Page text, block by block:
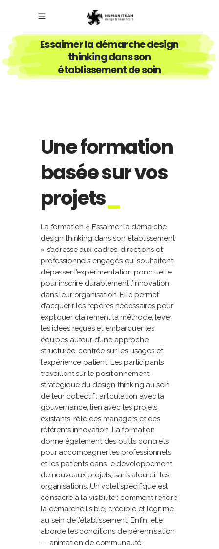
Essaimer la démarche design
thinking dans son
établissement de soin
Une formation
basée sur vos
projets
La formation « Essaimer la démarche
design thinking dans son établissement
» s’adresse aux cadres, directions et
professionnels engagés qui souhaitent
dépasser l’expérimentation ponctuelle
pour inscrire durablement l’innovation
dans leur organisation. Elle permet
d’acquérir les repères nécessaires pour
expliquer clairement la méthode, lever
les idées reçues et embarquer les
équipes autour d’une approche
structurée, centrée sur les usages et
l’expérience patient. Les participants
travaillent sur le positionnement
stratégique du design thinking au sein
de leur collectif : articulation avec la
gouvernance, lien avec les projets
existants, rôle des managers et des
référents innovation. La formation
donne également des outils concrets
pour accompagner les professionnels
et les patients dans le développement
de nouveaux projets, sans alourdir les
organisations. Un volet spécifique est
consacré à la visibilité : comment rendre
la démarche lisible, crédible et légitime
au sein de l’établissement. Enfin, elle
aborde les conditions de pérennisation
— animation de communauté,